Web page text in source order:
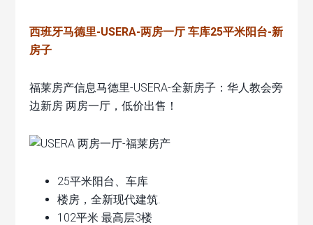
西班牙马德里-USERA-两房一厅 车库25平米阳台-新
房子
福莱房产信息马德里-USERA-全新房子：华人教会旁
边新房 两房一厅，低价出售！
25平米阳台、车库
楼房，全新现代建筑.
102平米 最高层3楼